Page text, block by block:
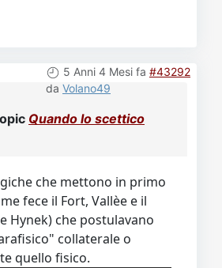
5 Anni 4 Mesi fa #43292
da Volano49
Quando lo scettico
che mettono in primo
fece il Fort, Vallèe e il
Hynek) che postulavano
collaterale o
quello fisico.